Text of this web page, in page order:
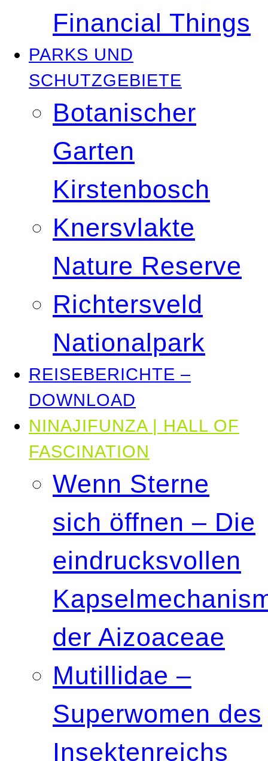
Financial Things
PARKS UND
SCHUTZGEBIETE
Botanischer
Garten
Kirstenbosch
Knersvlakte
Nature Reserve
Richtersveld
Nationalpark
REISEBERICHTE –
DOWNLOAD
NINAJIFUNZA | HALL OF
FASCINATION
Wenn Sterne
sich öffnen – Die
eindrucksvollen
der Aizoaceae
Mutillidae –
Superwomen des
Insektenreichs